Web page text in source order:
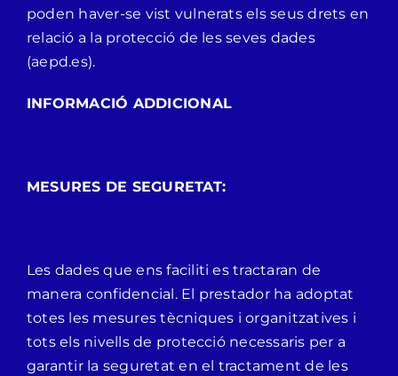
poden haver-se vist vulnerats els seus drets en
relació a la protecció de les seves dades
(aepd.es).
INFORMACIÓ ADDICIONAL
MESURES DE SEGURETAT:
Les dades que ens faciliti es tractaran de
manera confidencial. El prestador ha adoptat
totes les mesures tècniques i organitzatives i
tots els nivells de protecció necessaris per a
garantir la seguretat en el tractament de les